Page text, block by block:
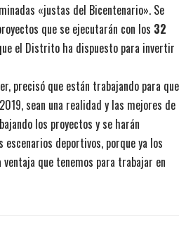
«justas del Bicentenario». Se
que se ejecutarán con los 32
el Distrito ha dispuesto para invertir
precisó que están trabajando para que
sean una realidad y las mejores de
los proyectos y se harán
escenarios deportivos, porque ya los
que tenemos para trabajar en